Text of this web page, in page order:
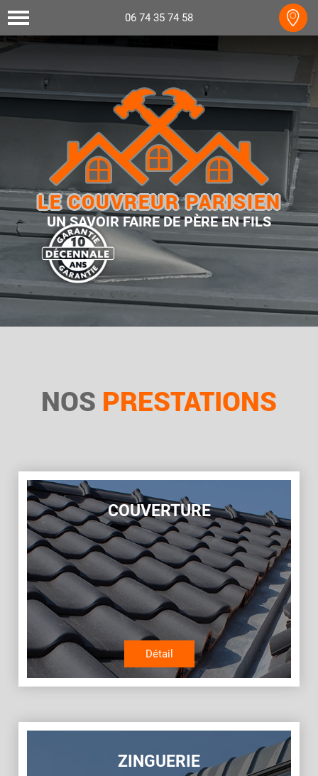
06 74 35 74 58
LE COUVREUR PARISIEN
UN SAVOIR FAIRE DE PÈRE EN FILS
NOS PRESTATIONS
COUVERTURE
Détail
ZINGUERIE